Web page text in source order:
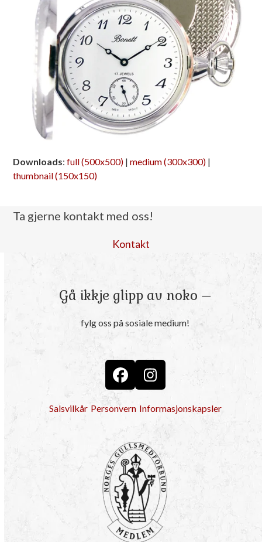
Downloads:full (500x500) |medium (300x300) |
thumbnail (150x150)
Ta gjerne kontakt med oss!
Kontakt
Gå ikkje glipp av noko –
fylg oss på sosiale medium!
FacebookInstagram
Salsvilkår Personvern Informasjonskapsler